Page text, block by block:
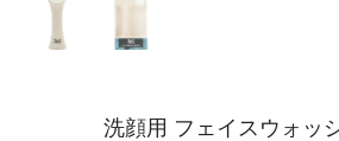
洗顔用 フェイスウォッ